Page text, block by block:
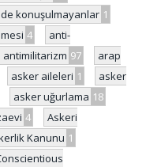
konuşulmayanlar 1
4
anti-
antimilitarizm 97
arap
asker aileleri 1
asker
asker uğurlama 18
4
Askeri
Kanunu 1